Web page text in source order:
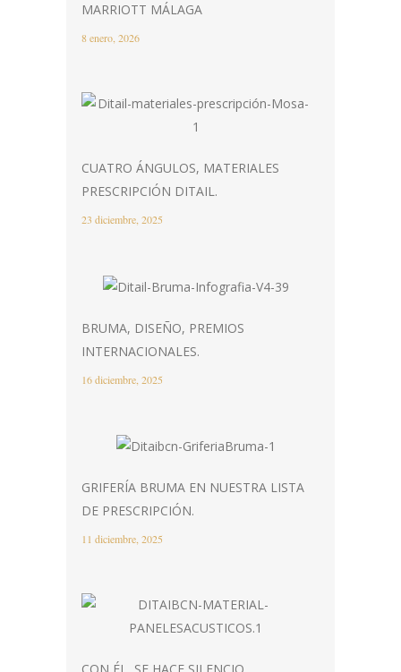
MARRIOTT MÁLAGA
8 enero, 2026
CUATRO ÁNGULOS, MATERIALES
PRESCRIPCIÓN DITAIL.
23 diciembre, 2025
BRUMA, DISEÑO, PREMIOS
INTERNACIONALES.
16 diciembre, 2025
GRIFERÍA BRUMA EN NUESTRA LISTA
DE PRESCRIPCIÓN.
11 diciembre, 2025